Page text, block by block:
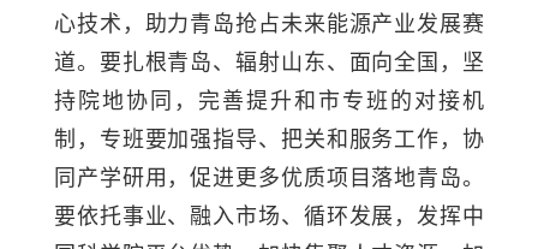
心技术，助力青岛抢占未来能源产业发展赛
道。要扎根青岛、辐射山东、面向全国，坚
持院地协同，完善提升和市专班的对接机
制，专班要加强指导、把关和服务工作，协
同产学研用，促进更多优质项目落地青岛。
要依托事业、融入市场、循环发展，发挥中